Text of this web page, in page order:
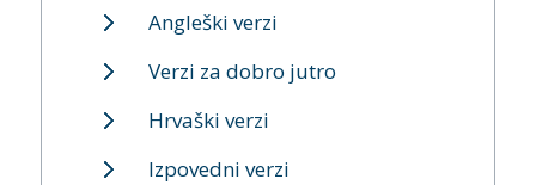
Angleški verzi
Verzi za dobro jutro
Hrvaški verzi
Izpovedni verzi